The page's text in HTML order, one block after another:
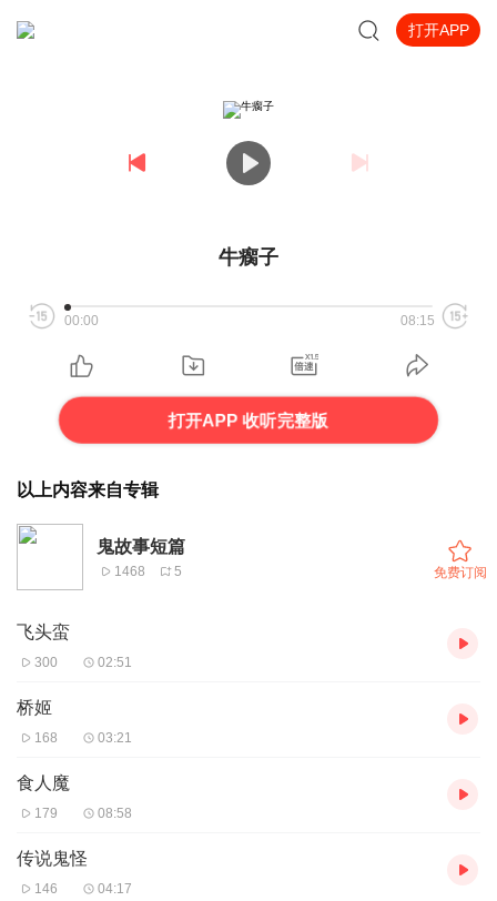
打开APP
牛瘸子
00:00 08:15
打开APP 收听完整版
以上内容来自专辑
鬼故事短篇
1468 5 免费订阅
飞头蛮
300 02:51
桥姬
168 03:21
食人魔
179 08:58
传说鬼怪
146 04:17